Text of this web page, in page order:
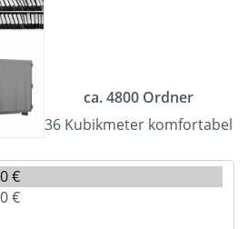
ca. 4800 Ordner
36 Kubikmeter komfortabel